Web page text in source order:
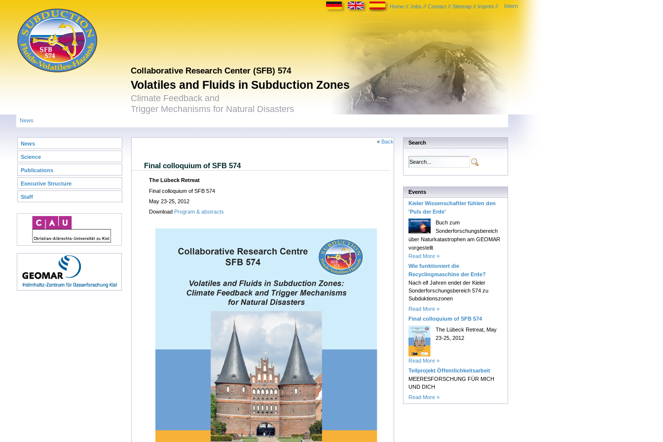
Intern
Home // Jobs // Contact // Sitemap // Imprint //
Collaborative Research Center (SFB) 574
Volatiles and Fluids in Subduction Zones
Climate Feedback and
Trigger Mechanisms for Natural Disasters
News
News
Science
Publications
Executive Structure
Staff
« Back
Final colloquium of SFB 574
The Lübeck Retreat
Final colloquium of SFB 574
May 23-25, 2012
Download Program & abstracts
Search
Events
Kieler Wissenschaftler fühlen den
'Puls der Erde'
Buch zum
Sonderforschungsbereich
über Naturkatastrophen am GEOMAR
vorgestellt
Read More »
Wie funktioniert die
Recyclingmaschine der Erde?
Nach elf Jahren endet der Kieler
Sonderforschungsbereich 574 zu
Subduktionszonen
Read More »
Final colloquium of SFB 574
The Lübeck Retreat, May
23-25, 2012
Read More »
Teilprojekt Öffentlichkeitsarbeit
MEERESFORSCHUNG FÜR MICH
UND DICH
Read More »